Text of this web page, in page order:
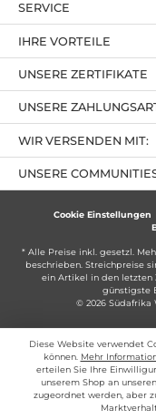
IHRE VORTEILE
UNSERE
UNSERE ZERTIFIKATE
SERVICE
UNSERE
WIR VERSENDEN MIT:
Cookie Einstellungen
* Alle Preise inkl. gesetzl.
beschrieben. Streichpreise
ein Artikel in den letzten
günstigste
© 2026 Südafrika
Diese Website verwendet
können. Mehr
erteilen Sie Ihre
unserem Shop an
zugeordnet werden, aber